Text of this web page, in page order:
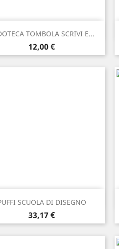
TOMBOLA SCRIVI E...
Prezzo
12,00 €
Anteprima
SCUOLA DI DISEGNO
Prezzo
33,17 €
Anteprima